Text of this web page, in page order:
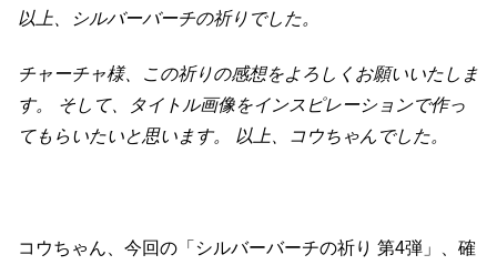
以上、シルバーバーチの祈りでした。
チャーチャ様、この祈りの感想をよろしくお願いいたしま
す。 そして、タイトル画像をインスピレーションで作っ
てもらいたいと思います。 以上、コウちゃんでした。
コウちゃん、今回の「シルバーバーチの祈り 第4弾」、確